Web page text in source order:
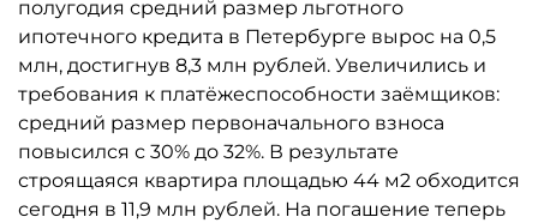
полугодия средний размер льготного
ипотечного кредита в Петербурге вырос на 0,5
млн, достигнув 8,3 млн рублей. Увеличились и
требования к платёжеспособности заёмщиков:
средний размер первоначального взноса
повысился с 30% до 32%. В результате
строящаяся квартира площадью 44 м2 обходится
сегодня в 11,9 млн рублей. На погашение теперь